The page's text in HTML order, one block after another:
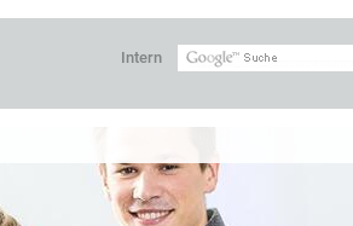
Intern